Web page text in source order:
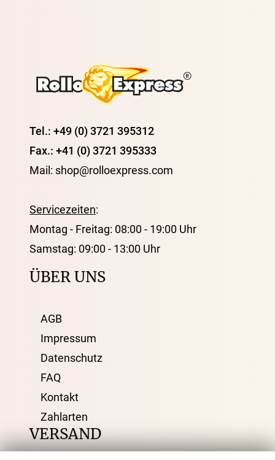
Tel.: +49 (0) 3721 395312
Fax.: +41 (0) 3721 395333
Mail: shop@rolloexpress.com
Servicezeiten:
Montag - Freitag: 08:00 - 19:00 Uhr
Samstag: 09:00 - 13:00 Uhr
ÜBER UNS
AGB
Impressum
Datenschutz
FAQ
Kontakt
Zahlarten
VERSAND